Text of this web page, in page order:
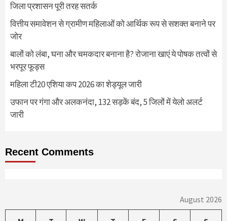
जिला प्रशासन पूरी तरह सतर्क
वित्तीय समावेशन से ग्रामीण महिलाओं को आर्थिक रूप से सशक्त बनाने पर
जोर
बालों को लंबा, घना और चमकदार बनाना है? रोजाना खाएं ये पोषक तत्वों से
भरपूर फूड्स
महिला टी20 एशिया कप 2026 का शेड्यूल जारी
उफान पर गंगा और अलकनंदा, 132 सड़कें बंद, 5 जिलों में येलो अलर्ट
जारी
Recent Comments
August 2026